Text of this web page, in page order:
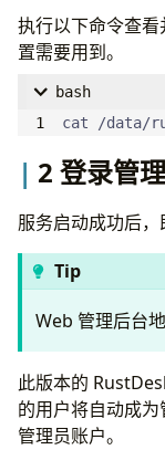
-
-
-
- ./
- ./
networks
-
执行以下命令查
置需要用到。
bash
cat /data/
2 登录管
服务启动成功后，
Tip
Web 管理后台
此版本的
的用户将自动成
管理员账户。